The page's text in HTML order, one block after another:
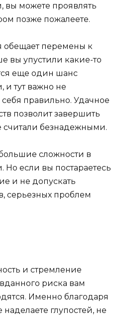
вы можете проявлять
позже пожалеете.
обещает перемены к
вы упустили какие-то
еще один шанс
и тут важно не
себя правильно. Удачное
позволит завершить
считали безнадежными.
сложности в
если вы постараетесь
и не допускать
серьезных проблем
и стремление
риска вам
Именно благодаря
глупостей, не